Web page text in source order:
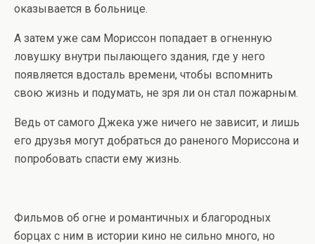
оказывается в больнице.
А затем уже сам Мориссон попадает в огненную
ловушку внутри пылающего здания, где у него
появляется вдосталь времени, чтобы вспомнить
свою жизнь и подумать, не зря ли он стал пожарным.
Ведь от самого Джека уже ничего не зависит, и лишь
его друзья могут добраться до раненого Мориссона и
попробовать спасти ему жизнь.
Фильмов об огне и романтичных и благородных
борцах с ним в истории кино не сильно много, но